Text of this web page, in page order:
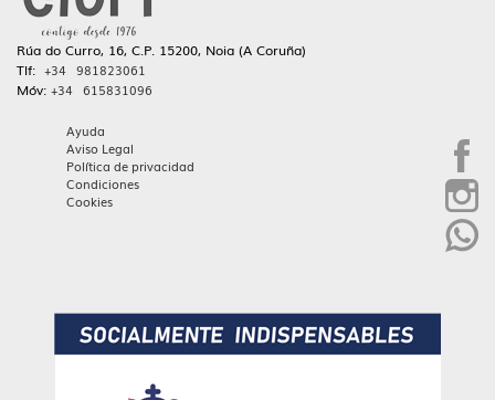
Rúa do Curro, 16, C.P. 15200, Noia (A Coruña)
Tlf: +34 981823061
Móv: +34 615831096
Ayuda
Aviso Legal
Política de privacidad
Condiciones
Cookies